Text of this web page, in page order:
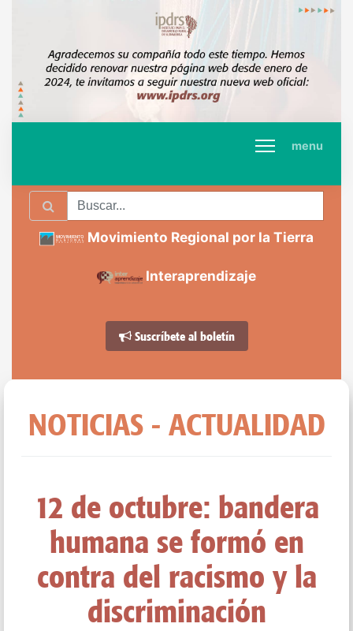
menu
Movimiento Regional por la Tierra
Interaprendizaje
Suscríbete al boletín
NOTICIAS - ACTUALIDAD
12 de octubre: bandera
humana se formó en
contra del racismo y la
discriminación